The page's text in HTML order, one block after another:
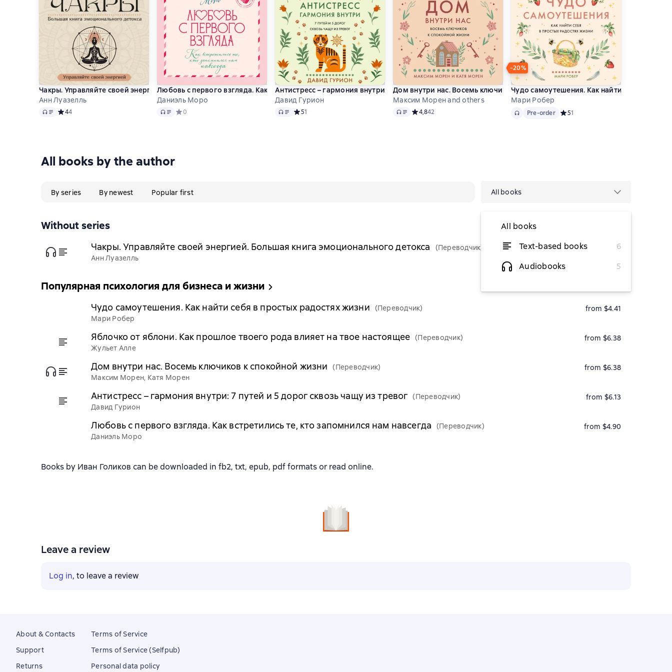
Чакры. Управляйте своей энергией. Большая книга эмоционального детокса
Анн Луазелль
Audio Средний рейтинг 4 на основе 4 оценок
44
Любовь с первого взгляда. Как встретились те, кто запомнился нам навсегда
Даниэль Моро
Audio Средний рейтинг 0 на основе 0 оценок
0
Антистресс – гармония внутри: 7 путей и 5 дорог сквозь чащу из тревог
Давид Гурион
Audio Средний рейтинг 5 на основе 1 оценок
51
Дом внутри нас. Восемь ключиков к спокойной жизни
Максим Морен and others
Audio Средний рейтинг 4,8 на основе 42 оценок
4,842
−20%
Чудо самоутешения. Как найти себя в
Мари Робер
Audio Pre-order
Pre-order Средний рейтинг 5 на основе 1
51
All books by the author
By series By newest Popular first All books
All books
Text-based books
6
Audiobooks
5
Without series
Чакры. Управляйте своей энергией. Большая книга эмоционального детокса
(Переводчик)
Анн Луазелль
from $3
Популярная психология для бизнеса и жизни
Чудо самоутешения. Как найти себя в простых радостях жизни
(Переводчик)
Мари Робер
from $4.41
Яблочко от яблони. Как прошлое твоего рода влияет на твое настоящее (Переводчик)
Жульет Алле
from $6.38
Дом внутри нас. Восемь ключиков к спокойной жизни
(Переводчик)
Максим Морен, Катя Морен
from $6.38
Антистресс – гармония внутри: 7 путей и 5 дорог сквозь чащу из тревог (Переводчик)
Давид Гурион
from $6.13
Любовь с первого взгляда. Как встретились те, кто запомнился нам навсегда
(Переводчик)
Даниэль Моро
from $4.90
Books by Иван Голиков can be downloaded in fb2, txt, epub, pdf formats or read online.
Leave a review
Log in, to leave a review
About & Contacts
Support
Returns
Terms of Service
Terms of Service (Selfpub)
Personal data policy